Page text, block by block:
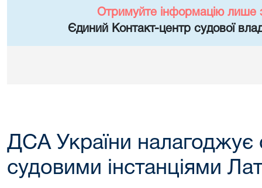
Отримуйте інформацію лише
Єдиний Контакт-центр судової
ДСА України налагоджує
судовими інстанціями